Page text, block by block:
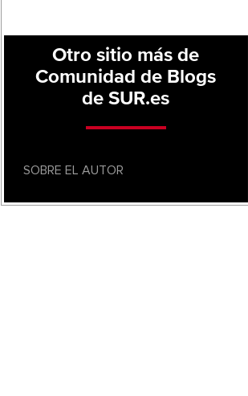
Otro sitio más de
Comunidad de Blogs
de SUR.es
SOBRE EL AUTOR